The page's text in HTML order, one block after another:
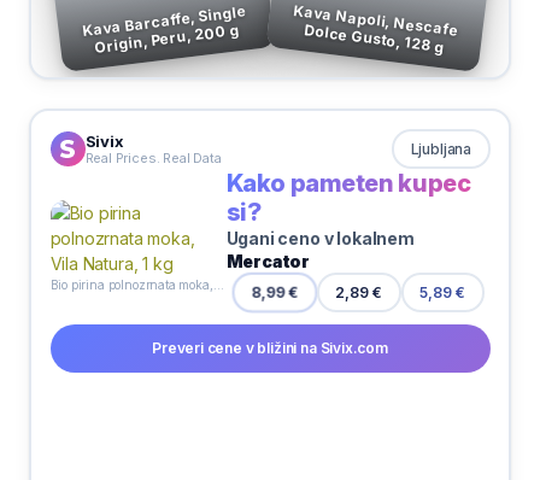
Kava Barcaffe, Single
Origin, Peru, 200 g Kava Napoli, Nescafe Dolce Gusto, 128 g
Sivix
Real Prices. Real Data Ljubljana
Kako pameten kupec
si?
Ugani ceno v lokalnem
Mercator
8,99 € 2,89 € 5,89 €
Preveri cene v bližini na Sivix.com